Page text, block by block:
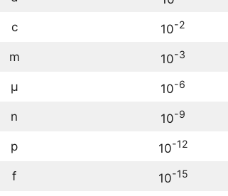
c 10-2
m 10-3
µ 10-6
n 10-9
p 10-12
f 10-15